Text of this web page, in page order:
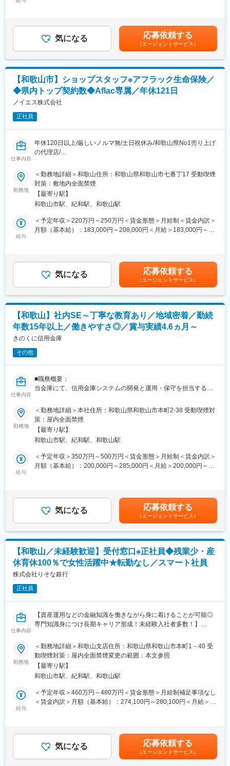
野への挑戦など、多彩なキャリアがあります。
■モデル年収
主任：450～670万円（在職最年少26歳）／課長代理：500～850
万円（在職最年少30歳）
課長・担当課長：690～850万円（在職最年少35歳）／管理職：
800～1,000万円超（在職最年少37歳）
変更の範囲：会社の定める業務
・万が一のリスク対策
・経営者向け保障制度
など、企業経営を支える提案を行います。
業のため、家族や友人への勧誘はありません。
（2）提携団体との安定した営業基盤：商工会議所や納税協会など
との提携により、営業活動を行いやすい環境が整っています。
（3）未経験から専門知識を習得：入社後3年間を育成期間とし、
研修／ロールプレイング／同行営業／eラーニングなど充実した育
成体制を用意しています。
■働き方：
完全週休2日制（土日祝）／年間休日120日以上／平均有給取得
24.9日／転勤なし／17:15定時／残業ほぼなし
企業訪問が中心のため、夜間営業はほとんどありません。
同社は日本企業の99％を占める中小企業を支える法人向け生命保
険のリーディングカンパニーです。
商工会議所や納税協会などとの独自ネットワークを活かし、経営
者や従業員の安心を支えるサービスを提供しています。
充実した研修制度が整っており、未経験から専門知識を身につけ
ながら長期的なキャリアを築くことができます。
も目安の金額であり、選考を通じて上下する可能性があります。
月給(月額)は固定手当を含めた表記です。
気になる 応募依頼する
（エージェントサービス）
【和歌山市】ショップスタッフ※アフラック生命保険／
◆県内トップ契約数◆Aflac専属／年休121日
ノイエス株式会社
正社員
仕事内容
年休120日以上/厳しいノルマ無/土日祝休み/和歌山県No1売り上げ
の代理店/
■当社について： 経【変更の範囲：会社の定める業務】
当社は昭和50年、アメリカンファミリー生命保険（現アフラッ
ク）が日本で生命保険販売を開始した翌年に専業代理店として創
業いたしました。
■職務概要：
アフラック生命保険代理店のサービスショップで保全業務を実施
直し相談など、一般のお客様の様々なご相談内容にアドバイザー
としてご対応頂きます。
その他にも事務作業やお電話でのお客様対応もお任いたします。
15日間の研修プログラムを行います。
座学とロープレを通して保険案内に必要な知識や実際の顧客対応
を学んで頂きます。
研修後は現場で簡単な事務作業を行い、一般過程試験(一般合格率
80%以上)に合格されましたら保険案内業務を徐々にお任せいたし
ます。
■未経験からご入社された方多数：
アパレル業界 製造業 電気関係・工事関係等など幅広いキャリ
アの方が入社し活躍しております。
■当社の魅力：
＜安定性＞
全国トップクラスの代理店で、契約者数も豊富な為、100％ルー
ト営業となり、新規獲得の営業活動はございません。
＜営業費用は会社負担＞
同業界での営業ポジションは営業にかかる費用（粗品、会社携
■ワークライフバランス整う：
同社は2022年から2025年と４年連続で「健康経営優良法人（中小
規模法人部門）」で認定を受けました。従業員が健康的に働ける
ようになることで、従業員一人ひとりのモチベーションが向上
し、会社全体の労働生産性がアップするという考えから、社員が
健康で働きやすい環境を推進しております。
勤務地
＜勤務地詳細＞和歌山住所：和歌山県和歌山市七番丁17 受動喫煙
対策：敷地内全面禁煙
【最寄り駅】
和歌山市駅、紀和駅、和歌山駅
給与
＜予定年収＞220万円～250万円＜賃金形態＞月給制＜賃金内訳＞
月額（基本給）：183,000円～208,000円＜月給＞183,000円～
考を通じて上下する可能性があります。月給(月額)は固定手当を含
めた表記です。
気になる 応募依頼する
（エージェントサービス）
【和歌山】社内SE～丁寧な教育あり／地域密着／勤続
年数15年以上／働きやすさ◎／賞与実績4.6ヵ月～
きのくに信用金庫
その他
仕事内容
■職務概要：
当金庫にて、信用金庫システムの開発と運用・保守を担当するエ
＜具体的な業務＞
・システムの運用、保守
・COBOLやSQLを使用したシステム開発
・システムの定期的なメンテナンス
・トラブルシューティング
・セキュリティ対策
ム開発に従事頂く予定です。使用言語は主にCOBOLとSQLです。
初めの段階では、先輩職員のサポートを受けながら業務を進めて
いただきますので、安心してスタートできます。
信用金庫内のシステム開発という、金融業界ならではの専門性を
身につけることができる点が最大の魅力です。安定した業務環境
の中で、技術力を高めることができます。
今回の採用は専門人材の採用となるため、該当部署での業務以外
をお任せすることは無く、専門性を高められることが魅力となっ
ています。
■組織構成：
現在の部署は10名で構成されており、管理職1名、中堅職員4名、
専門職員1名、担当者3名、パート職員1名のメンバーが在籍して
す。
■将来のキャリアパス：
将来的には、システム開発だけでなく、企画業務、金庫内のデジ
ュリティ管理など、幅広い業務に携わっていただける機会があり
ます。これにより、エンジニアとしてのスキルを多角的に磨くこ
評価は、年2回の賞与評価と年1回の能力評価に基づきます。
半期ごとの評価により、成果をしっかりと反映し、モチベーショ
ンを維持するための制度が整っています。
勤務地
＜勤務地詳細＞本社住所：和歌山県和歌山市本町2-38 受動喫煙対
策：屋内全面禁煙
【最寄り駅】
和歌山市駅、紀和駅、和歌山駅
給与
＜予定年収＞350万円～500万円＜賃金形態＞月給制＜賃金内訳＞
月額（基本給）：200,000円～285,000円＜月給＞200,000円～
も目安の金額であり、選考を通じて上下する可能性があります。
月給(月額)は固定手当を含めた表記です。
気になる 応募依頼する
（エージェントサービス）
【和歌山／未経験歓迎】受付窓口※正社員◆残業少・産
休育休100％で女性活躍中★転勤なし／スマート社員
株式会社りそな銀行
正社員
仕事内容
【資産運用などの金融知識を働きながら身に着けることが可能◎
専門知識身につけ長期キャリア形成！未経験入社者多数！】
のサービスで顧客ニーズに対応～
■業務内容：
～銀行店頭窓口での受付・相談・事務～
ご来店されたお客さまへの案内として、以下のような業務に従事
していただきます。
・お口座開設のお手続き
例えば、お子さまのお口座を作りに来たお客さまがいらっしゃっ
た際に、お手続きのご案内でお話しをする中で、お子さまのため
の貯蓄をしたい等のお話しがあれば、ジュニアNISAのご提案をし
勤務地
＜勤務地詳細＞和歌山支店住所：和歌山県和歌山市本町1－40 受
動喫煙対策：屋内全面禁煙変更の範囲：本文参照
【最寄り駅】
和歌山市駅、紀和駅、和歌山駅
給与
＜予定年収＞460万円～480万円＜賃金形態＞月給制補足事項なし
＜賃金内訳＞月額（基本給）：274,100円～280,100円＜月給＞
可能性があります。月給(月額)は固定手当を含めた表記です。
気になる 応募依頼する
（エージェントサービス）